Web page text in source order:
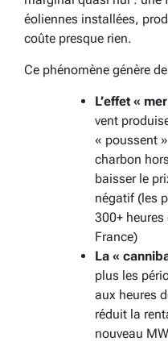
éoliennes installées,
coûte presque rien.
Ce phénomène génère
L’effet «
vent
« poussent
charbon
baisser le
négatif (les
300+ heures
France)
La «
plus les
aux heures
réduit la
nouveau